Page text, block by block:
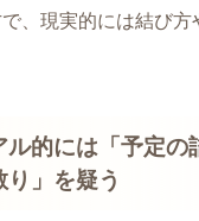
、現実的には結び方
ル的には「予定の
り」を疑う